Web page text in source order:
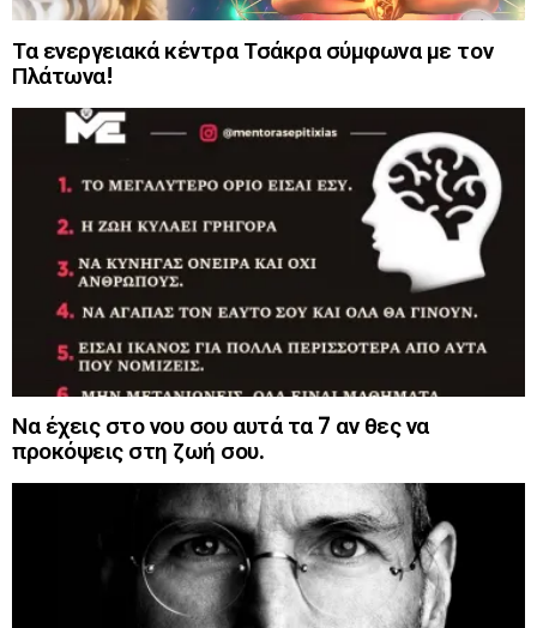
Τα ενεργειακά κέντρα Τσάκρα σύμφωνα με τον
Πλάτωνα!
Να έχεις στο νου σου αυτά τα 7 αν θες να
προκόψεις στη ζωή σου.